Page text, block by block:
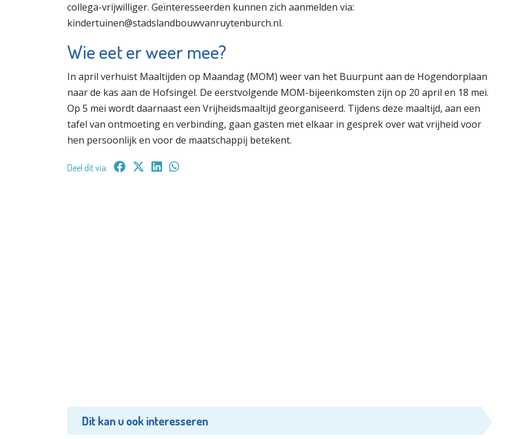
collega-vrijwilliger. Geïnteresseerden kunnen zich aanmelden via:
kindertuinen@stadslandbouwvanruytenburch.nl.
Wie eet er weer mee?
In april verhuist Maaltijden op Maandag (MOM) weer van het Buurpunt aan de Hogendorplaan
naar de kas aan de Hofsingel. De eerstvolgende MOM-bijeenkomsten zijn op 20 april en 18 mei.
Op 5 mei wordt daarnaast een Vrijheidsmaaltijd georganiseerd. Tijdens deze maaltijd, aan een
tafel van ontmoeting en verbinding, gaan gasten met elkaar in gesprek over wat vrijheid voor
hen persoonlijk en voor de maatschappij betekent.
Deel dit via:
Dit kan u ook interesseren